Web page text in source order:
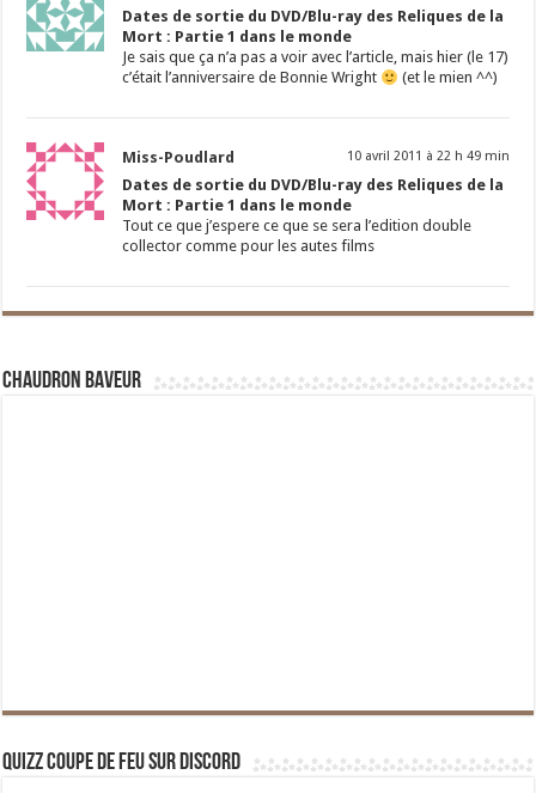
Dates de sortie du DVD/Blu-ray des Reliques de la
Mort : Partie 1 dans le monde
Je sais que ça n’a pas a voir avec l’article, mais hier (le 17)
c’était l’anniversaire de Bonnie Wright
(et le mien ^^)
Miss-Poudlard 10 avril 2011 à 22 h 49 min
Dates de sortie du DVD/Blu-ray des Reliques de la
Mort : Partie 1 dans le monde
Tout ce que j’espere ce que se sera l’edition double
collector comme pour les autes films
Chaudron Baveur
Quizz Coupe de Feu sur Discord